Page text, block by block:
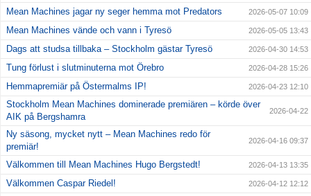
Mean Machines jagar ny seger hemma mot Predators 2026-05-07 10:09
Mean Machines vände och vann i Tyresö 2026-05-05 13:43
Dags att studsa tillbaka – Stockholm gästar Tyresö 2026-04-30 14:53
Tung förlust i slutminuterna mot Örebro 2026-04-28 15:26
Hemmapremiär på Östermalms IP! 2026-04-23 12:10
Stockholm Mean Machines dominerade premiären – körde över
AIK på Bergshamra
2026-04-22
Ny säsong, mycket nytt – Mean Machines redo för
premiär!
2026-04-16 09:37
Välkommen till Mean Machines Hugo Bergstedt! 2026-04-13 13:35
Välkommen Caspar Riedel! 2026-04-12 12:12